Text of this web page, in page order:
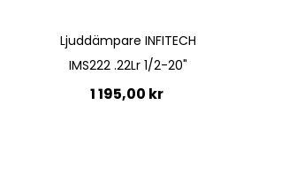
Ljuddämpare INFITECH
IMS222 .22Lr 1/2-20"
1 195,00 kr